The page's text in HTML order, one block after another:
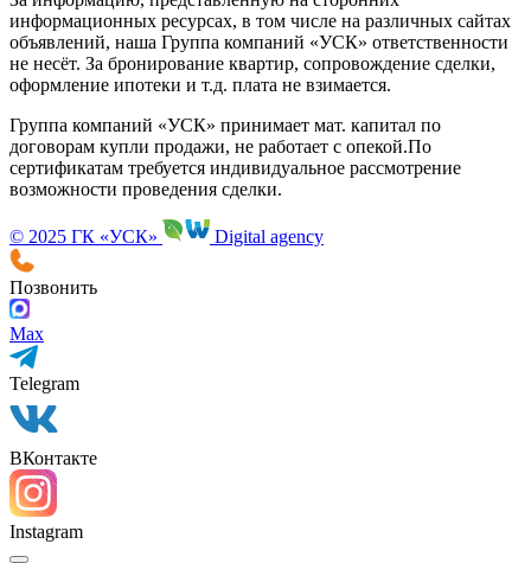
Проекты
ЖК «Новый взгляд»
ЖК «Притяжение»
ЖК «Победа»
ЖК «Ботанический сад»
ЖК «мкр. Маршала Рокоссовского»
Дома в жилом районе п. Солнечный, г. Оренбург
ЖК «Новый мир»
За информацию, представленную на сторонних
информационных ресурсах, в том числе на различных сайтах
объявлений, наша Группа компаний «УСК» ответственности
не несёт. За бронирование квартир, сопровождение сделки,
оформление ипотеки и т.д. плата не взимается.
Группа компаний «УСК» принимает мат. капитал по
договорам купли продажи, не работает с опекой.По
сертификатам требуется индивидуальное рассмотрение
возможности проведения сделки.
© 2025 ГК «УСК»
Позвонить